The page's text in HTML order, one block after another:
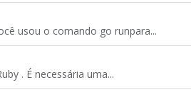
usou o comando go runpara...
. É necessária uma...